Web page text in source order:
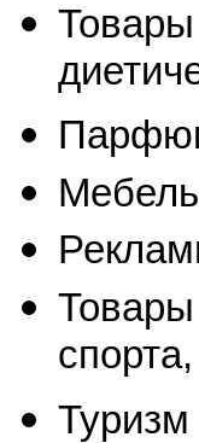
Туризм